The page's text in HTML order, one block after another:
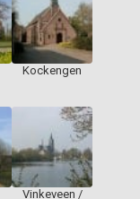
Kockengen
Vinkeveen /